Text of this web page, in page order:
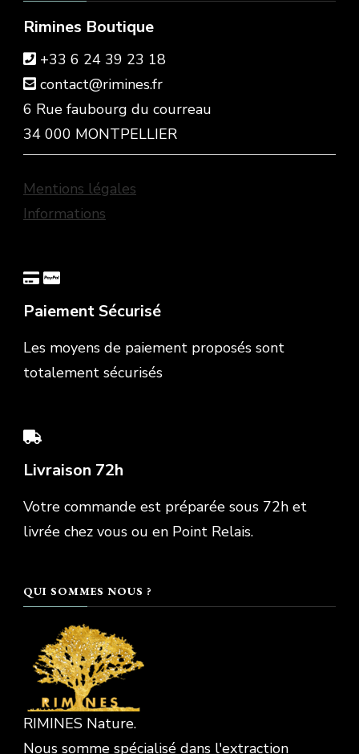
Rimines Boutique
+33 6 24 39 23 18
contact@rimines.fr
6 Rue faubourg du courreau
34 000 MONTPELLIER
Mentions légales
Informations
Paiement Sécurisé
Les moyens de paiement proposés sont
totalement sécurisés
Livraison 72h
Votre commande est préparée sous 72h et
livrée chez vous ou en Point Relais.
QUI SOMMES NOUS ?
RIMINES Nature.
Nous somme spécialisé dans l'extraction